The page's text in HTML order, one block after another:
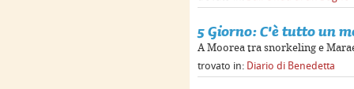
5 Giorno: C'è tutto un
A Moorea tra snorkeling e
trovato in: Diario di Benedetta